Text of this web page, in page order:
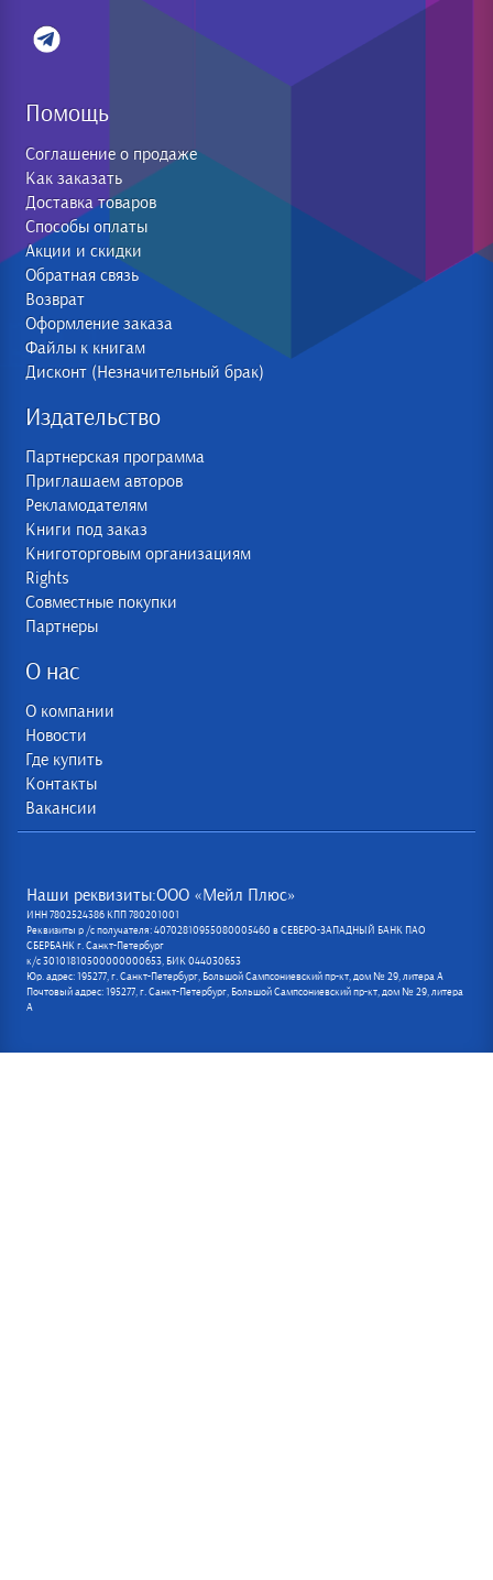
Помощь
Соглашение о продаже
Как заказать
Доставка товаров
Способы оплаты
Акции и скидки
Обратная связь
Возврат
Оформление заказа
Файлы к книгам
Дисконт (Незначительный брак)
Издательство
Партнерская программа
Приглашаем авторов
Рекламодателям
Книги под заказ
Книготорговым организациям
Rights
Совместные покупки
Партнеры
О нас
О компании
Новости
Где купить
Контакты
Вакансии
Наши реквизиты:ООО «Мейл Плюс»
ИНН 7802524386 КПП 780201001
Реквизиты р /с получателя: 40702810955080005460 в СЕВЕРО-ЗАПАДНЫЙ БАНК ПАО
СБЕРБАНК г. Санкт-Петербург
к/с 30101810500000000653, БИК 044030653
Юр. адрес: 195277, г. Санкт-Петербург, Большой Сампсониевский пр-кт, дом № 29, литера А
Почтовый адрес: 195277, г. Санкт-Петербург, Большой Сампсониевский пр-кт, дом № 29, литера
А